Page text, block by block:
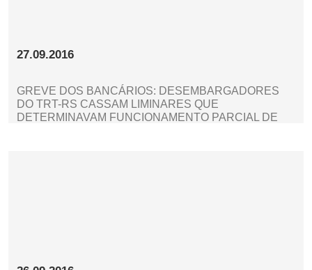
27.09.2016
GREVE DOS BANCÁRIOS: DESEMBARGADORES
DO TRT-RS CASSAM LIMINARES QUE
DETERMINAVAM FUNCIONAMENTO PARCIAL DE